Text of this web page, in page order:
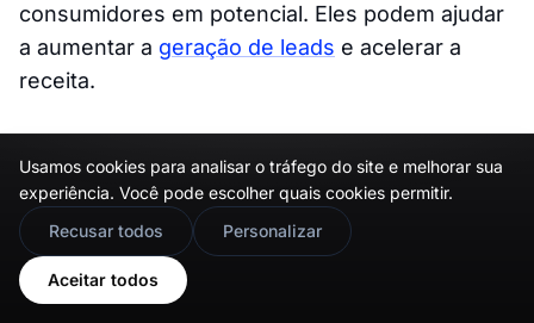
consumidores em potencial. Eles podem ajudar
a aumentar a geração de leads e acelerar a
receita.
Usamos cookies para analisar o tráfego do site e melhorar sua
experiência. Você pode escolher quais cookies permitir.
Recusar todos
Personalizar
Aceitar todos
🇬🇧 Would you prefer this site in English?
View in English